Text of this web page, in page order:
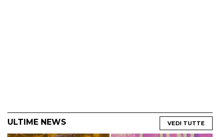
ULTIME NEWS VEDI TUTTE